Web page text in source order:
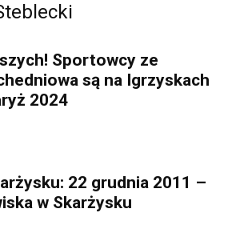
Sportowcy ze
są na Igrzyskach
2024
22 grudnia 2011 –
w Skarżysku